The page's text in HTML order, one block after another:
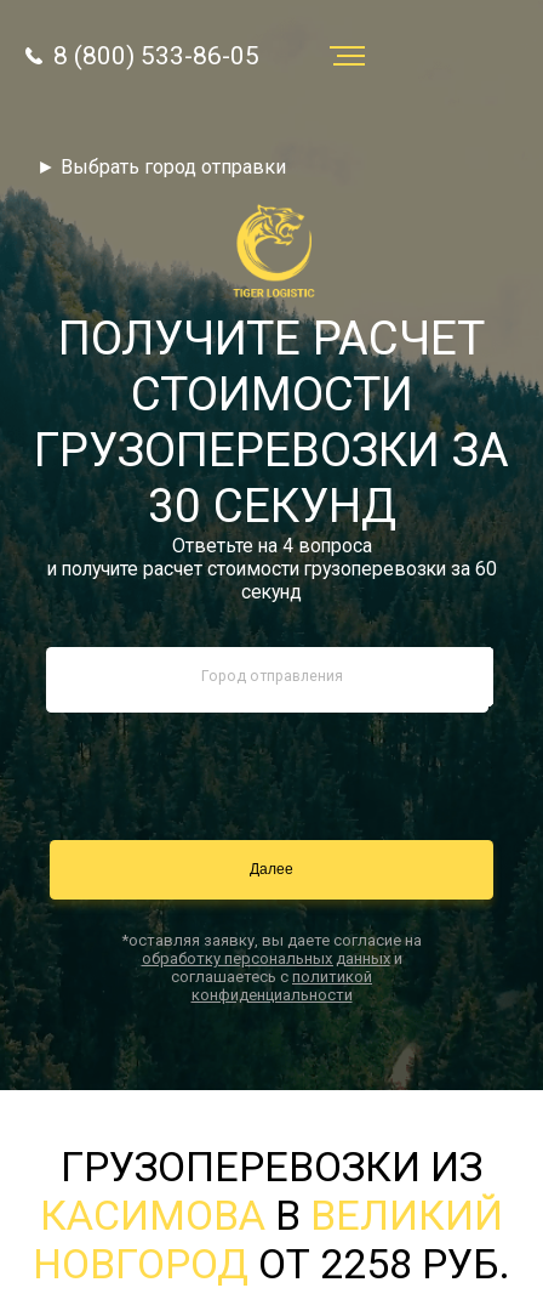
8 (800) 533-86-05
Звонок по России бесплатный
autotransport24@yandex.ru
Заказать звонок
Тарифы
Отзывы
Статьи
Новости
Документы
Контакты
► Выбрать город отправки
8 (800) 533-86-05
ПОЛУЧИТЕ РАСЧЕТ
СТОИМОСТИ
ГРУЗОПЕРЕВОЗКИ ЗА
30 СЕКУНД
Ответьте на 4 вопроса
и получите расчет стоимости грузоперевозки за 60
секунд
*оставляя заявку, вы даете согласие на
обработку персональных данныхи
соглашаетесь с политикой
конфиденциальности
ГРУЗОПЕРЕВОЗКИ ИЗ
КАСИМОВА В ВЕЛИКИЙ
НОВГОРОД ОТ 2258 РУБ.